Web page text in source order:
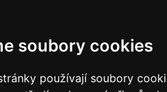
soubory cookies
používají soubory
České hory
Chorvatsko